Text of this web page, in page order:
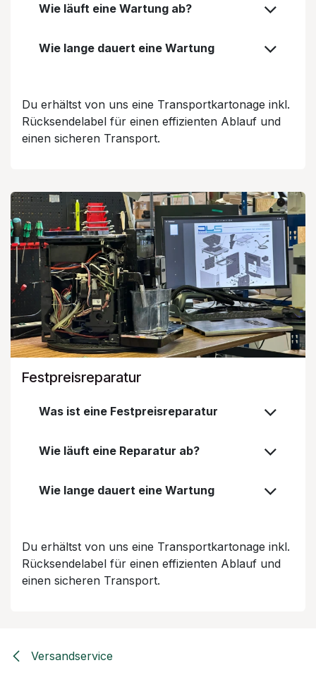
Wie läuft eine Wartung ab?
Wie lange dauert eine Wartung
Du erhältst von uns eine Transportkartonage inkl.
Rücksendelabel für einen effizienten Ablauf und
einen sicheren Transport.
Festpreisreparatur
Was ist eine Festpreisreparatur
Wie läuft eine Reparatur ab?
Wie lange dauert eine Wartung
Du erhältst von uns eine Transportkartonage inkl.
Rücksendelabel für einen effizienten Ablauf und
einen sicheren Transport.
Versandservice